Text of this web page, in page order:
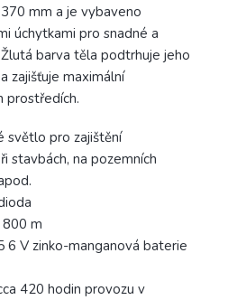
mm a je vybaveno
úchytkami pro snadné a
barva těla podtrhuje jeho
zajišťuje maximální
prostředích.
světlo pro zajištění
stavbách, na pozemních
m
6 V zinko-manganová baterie
420 hodin provozu v